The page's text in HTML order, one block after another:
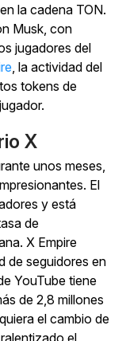
la cadena TON.
Musk, con
jugadores del
, la actividad del
tokens de
X
unos meses,
El
y está
de
X Empire
de seguidores en
YouTube tiene
de 2,8 millones
el cambio de